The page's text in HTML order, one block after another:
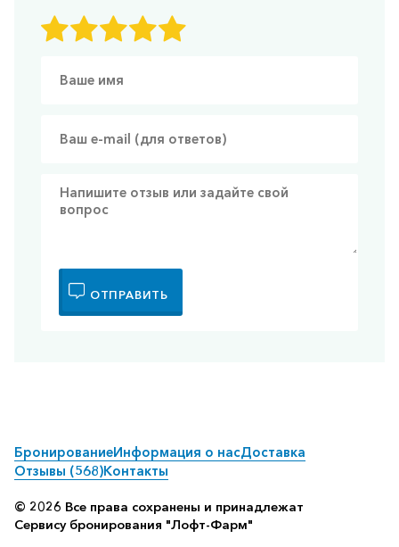
ОТПРАВИТЬ
БронированиеИнформация о насДоставка
Отзывы (568)Контакты
© 2026 Все права сохранены и принадлежат
Сервису бронирования "Лофт-Фарм"